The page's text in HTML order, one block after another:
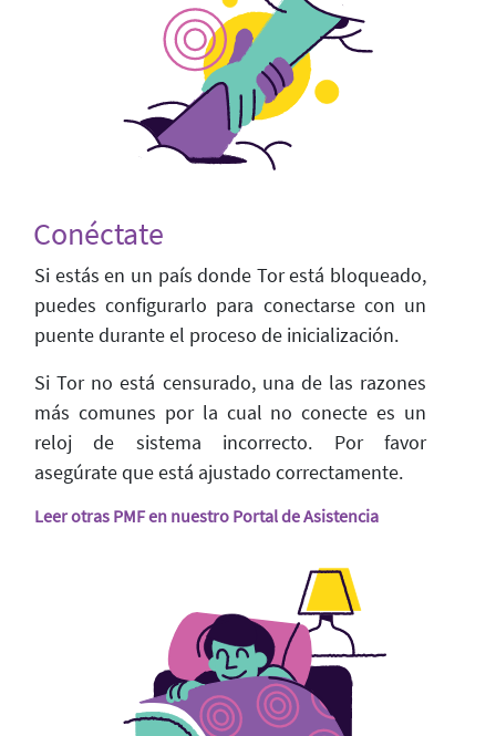
Conéctate
Si estás en un país donde Tor está bloqueado,
puedes configurarlo para conectarse con un
puente durante el proceso de inicialización.
Si Tor no está censurado, una de las razones
más comunes por la cual no conecte es un
reloj de sistema incorrecto. Por favor
asegúrate que está ajustado correctamente.
Leer otras PMF en nuestro Portal de Asistencia